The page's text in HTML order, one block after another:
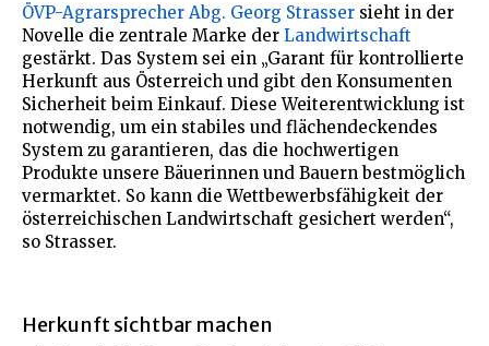
ÖVP-Agrarsprecher Abg. Georg Strasser sieht in der
Novelle die zentrale Marke der Landwirtschaft
gestärkt. Das System sei ein „Garant für kontrollierte
Herkunft aus Österreich und gibt den Konsumenten
Sicherheit beim Einkauf. Diese Weiterentwicklung ist
notwendig, um ein stabiles und flächendeckendes
System zu garantieren, das die hochwertigen
Produkte unsere Bäuerinnen und Bauern bestmöglich
vermarktet. So kann die Wettbewerbsfähigkeit der
österreichischen Landwirtschaft gesichert werden“,
so Strasser.
Herkunft sichtbar machen